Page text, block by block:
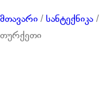
მთავარი / სანტექნიკა /
თურქეთი